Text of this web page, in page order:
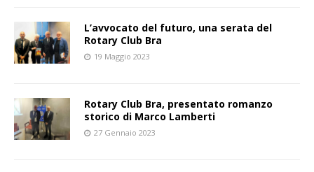
L’avvocato del futuro, una serata del
Rotary Club Bra
19 Maggio 2023
Rotary Club Bra, presentato romanzo
storico di Marco Lamberti
27 Gennaio 2023